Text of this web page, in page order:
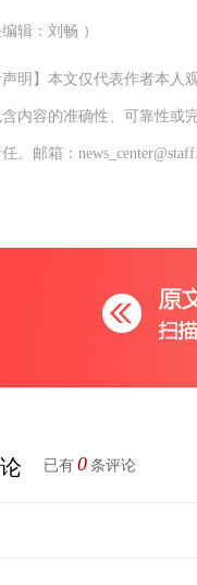
编辑：刘畅 ）
声明】本文仅代表作者本
内容的准确性、可靠性或
。邮箱：
已有 0 条评论